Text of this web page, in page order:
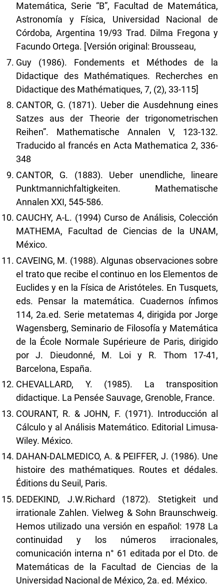
Matemática, Serie “B”, Facultad de Matemática,
Astronomía y Física, Universidad Nacional de
Córdoba, Argentina 19/93 Trad. Dilma Fregona y
Facundo Ortega. [Versión original: Brousseau,
Guy (1986). Fondements et Méthodes de la
Didactique des Mathématiques. Recherches en
Didactique des Mathématiques, 7, (2), 33-115]
CANTOR, G. (1871). Ueber die Ausdehnung eines
Satzes aus der Theorie der trigonometrischen
Reihen”. Mathematische Annalen V, 123-132.
Traducido al francés en Acta Mathematica 2, 336-
348
CANTOR, G. (1883). Ueber unendliche, lineare
Punktmannichfaltigkeiten. Mathematische
Annalen XXI, 545-586.
CAUCHY, A-L. (1994) Curso de Análisis, Colección
MATHEMA, Facultad de Ciencias de la UNAM,
México.
CAVEING, M. (1988). Algunas observaciones sobre
el trato que recibe el continuo en los Elementos de
Euclides y en la Física de Aristóteles. En Tusquets,
eds. Pensar la matemática. Cuadernos ínfimos
114, 2a.ed. Serie metatemas 4, dirigida por Jorge
Wagensberg, Seminario de Filosofía y Matemática
de la École Normale Supérieure de Paris, dirigido
por J. Dieudonné, M. Loi y R. Thom 17-41,
Barcelona, España.
CHEVALLARD, Y. (1985). La transposition
didactique. La Pensée Sauvage, Grenoble, France.
COURANT, R. & JOHN, F. (1971). Introducción al
Cálculo y al Análisis Matemático. Editorial Limusa-
Wiley. México.
DAHAN-DALMEDICO, A. & PEIFFER, J. (1986). Une
histoire des mathématiques. Routes et dédales.
Éditions du Seuil, Paris.
DEDEKIND, J.W.Richard (1872). Stetigkeit und
irrationale Zahlen. Vielweg & Sohn Braunschweig.
Hemos utilizado una versión en español: 1978 La
continuidad y los números irracionales,
comunicación interna n° 61 editada por el Dto. de
Matemáticas de la Facultad de Ciencias de la
Universidad Nacional de México, 2a. ed. México.